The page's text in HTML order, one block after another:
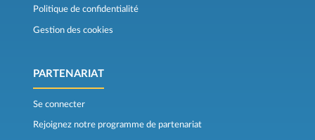
Politique de confidentialité
Gestion des cookies
PARTENARIAT
Se connecter
Rejoignez notre programme de partenariat